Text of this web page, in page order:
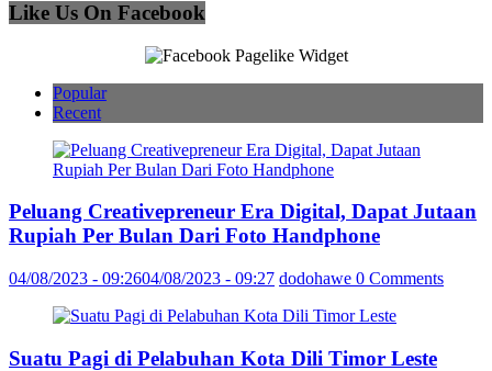
Like Us On Facebook
Popular
Recent
Peluang Creativepreneur Era Digital, Dapat Jutaan
Rupiah Per Bulan Dari Foto Handphone
04/08/2023 - 09:2604/08/2023 - 09:27 dodohawe 0 Comments
Suatu Pagi di Pelabuhan Kota Dili Timor Leste